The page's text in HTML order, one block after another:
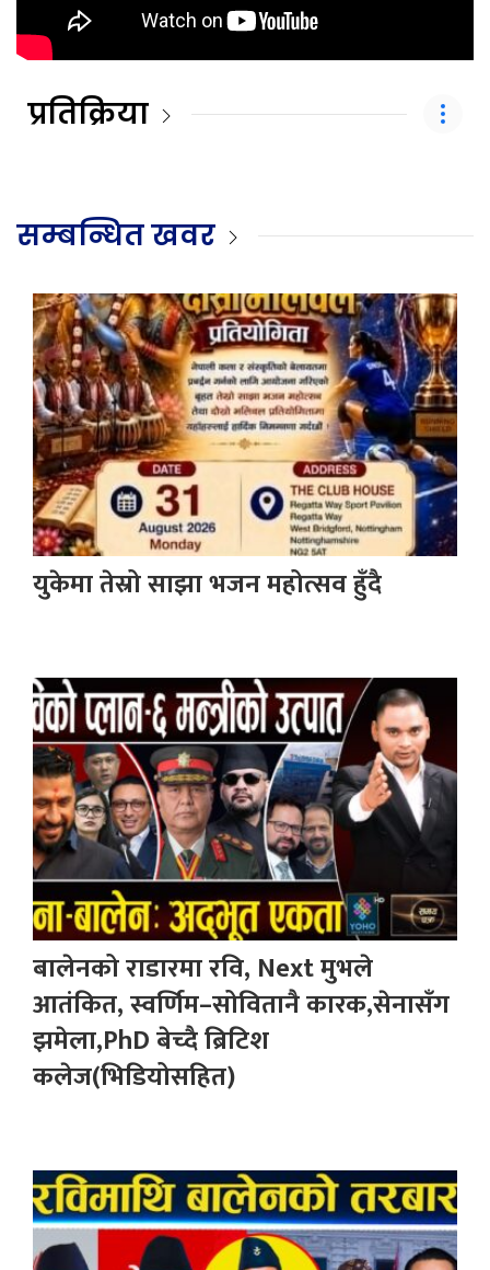
प्रतिक्रिया
सम्बन्धित खवर
युकेमा तेस्रो साझा भजन महोत्सव हुँदै
बालेनको राडारमा रवि, Next मुभले
आतंकित, स्वर्णिम–सोवितानै कारक,सेनासँग
झमेला,PhD बेच्दै ब्रिटिश
कलेज(भिडियोसहित)